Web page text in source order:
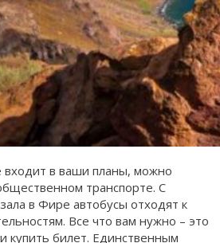
входит в ваши планы, можно
транспорте. С
в Фире автобусы отходят к
Все что вам нужно – это
купить билет. Единственным